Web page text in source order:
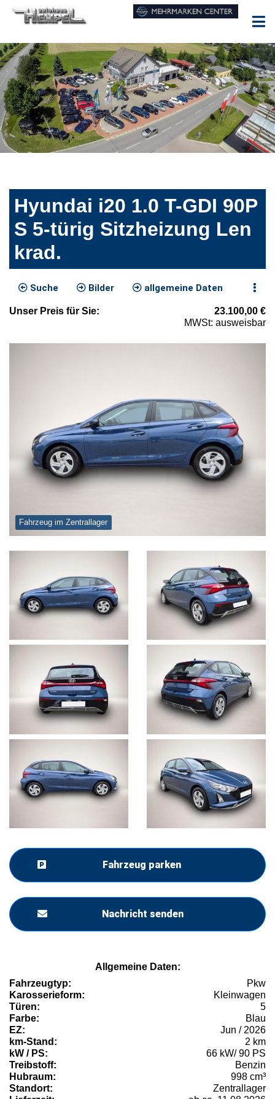
Hyundai i20 1.0 T-GDI 90P
S 5-türig Sitzheizung Len
krad.
Suche Bilder allgemeine Daten
Unser Preis für Sie: 23.100,00 €
MWSt: ausweisbar
Fahrzeug im Zentrallager
Fahrzeug parken
Nachricht senden
Allgemeine Daten:
Fahrzeugtyp:
Pkw
Karosserieform:
Kleinwagen
Türen:
5
Farbe:
Blau
EZ:
Jun / 2026
km-Stand:
2 km
kW / PS:
66 kW/ 90 PS
Treibstoff:
Benzin
Hubraum:
998 cm³
Standort:
Zentrallager